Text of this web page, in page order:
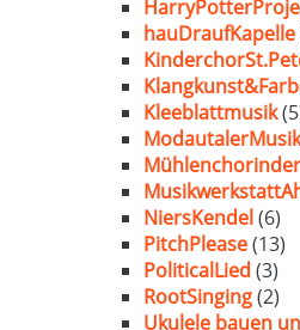
hauDraufKapelle
Kleeblattmusik
NiersKendel(6)
PitchPlease(13)
PoliticalLied (3)
RootSinging(2)
Ukulele bauen